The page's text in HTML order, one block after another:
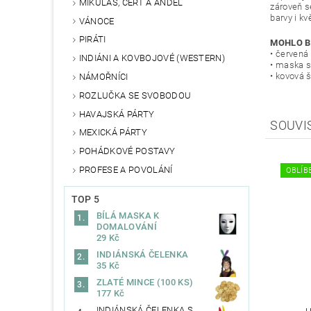
MIKULÁŠ, ČERT A ANDĚL
VÁNOCE
PIRÁTI
INDIÁNI A KOVBOJOVÉ (WESTERN)
NÁMOŘNÍCI
ROZLUČKA SE SVOBODOU
HAVAJSKÁ PÁRTY
MEXICKÁ PÁRTY
POHÁDKOVÉ POSTAVY
PROFESE A POVOLÁNÍ
TOP 5
BÍLÁ MASKA K
DOMALOVÁNÍ
29 Kč
INDIÁNSKÁ ČELENKA
35 Kč
ZLATÉ MINCE (100 KS)
177 Kč
zároveň
barvy i
MOHLO
•
• maska
• kovová